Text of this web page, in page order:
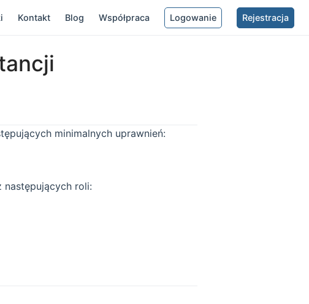
Kontakt Blog Współpraca Logowanie Rejestracja
minimalnych uprawnień:
następujących roli: